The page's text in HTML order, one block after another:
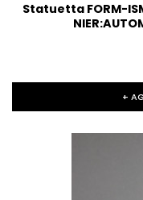
Statuetta FORM-
+